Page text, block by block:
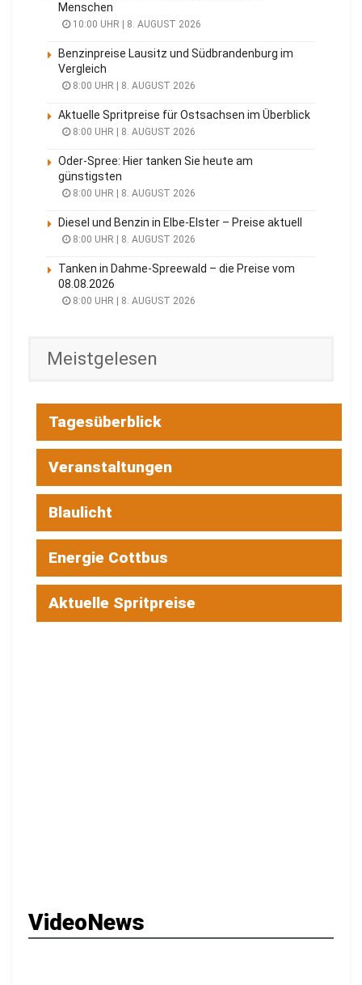
Menschen
10:00 UHR | 8. AUGUST 2026
Benzinpreise Lausitz und Südbrandenburg im
Vergleich
8:00 UHR | 8. AUGUST 2026
Aktuelle Spritpreise für Ostsachsen im Überblick
8:00 UHR | 8. AUGUST 2026
Oder-Spree: Hier tanken Sie heute am
günstigsten
8:00 UHR | 8. AUGUST 2026
Diesel und Benzin in Elbe-Elster – Preise aktuell
8:00 UHR | 8. AUGUST 2026
Tanken in Dahme-Spreewald – die Preise vom
08.08.2026
8:00 UHR | 8. AUGUST 2026
Meistgelesen
Tagesüberblick
Veranstaltungen
Blaulicht
Energie Cottbus
Aktuelle Spritpreise
VideoNews